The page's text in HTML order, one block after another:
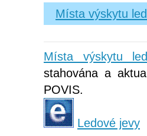
Místa výskytu
Místa výskytu
stahována a
POVIS.
Ledové jevy